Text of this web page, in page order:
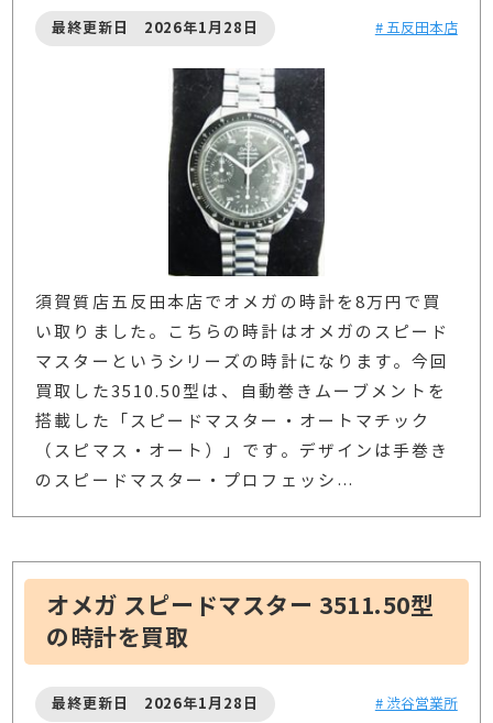
最終更新日 2026年1月28日 # 五反田本店
須賀質店五反田本店でオメガの時計を8万円で買
い取りました。こちらの時計はオメガのスピード
マスターというシリーズの時計になります。今回
買取した3510.50型は、自動巻きムーブメントを
搭載した「スピードマスター・オートマチック
（スピマス・オート）」です。デザインは手巻き
のスピードマスター・プロフェッシ …
オメガ スピードマスター 3511.50型
の時計を買取
最終更新日 2026年1月28日 # 渋谷営業所